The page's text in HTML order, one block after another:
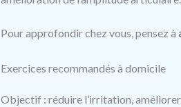
Pour approfondir chez vous, pensez à
Exercices recommandés à domicile
Objectif : réduire l’irritation,